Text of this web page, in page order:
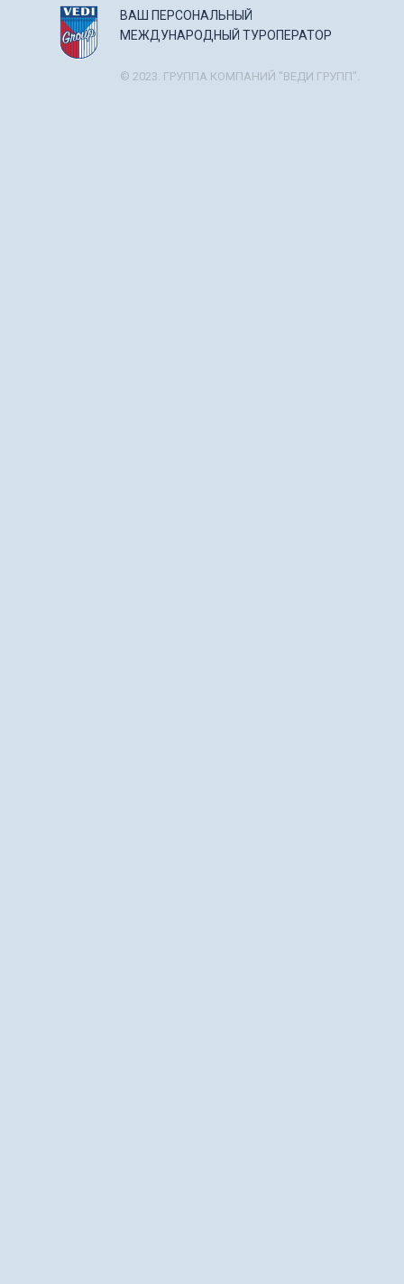
ВАШ ПЕРСОНАЛЬНЫЙ
МЕЖДУНАРОДНЫЙ ТУРОПЕРАТОР
© 2023. ГРУППА КОМПАНИЙ "ВЕДИ ГРУПП".